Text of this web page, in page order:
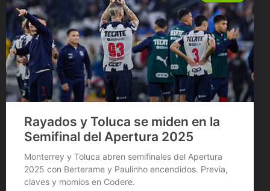
Rayados y Toluca se miden en la
Semifinal del Apertura 2025
Monterrey y Toluca abren semifinales del Apertura
2025 con Berterame y Paulinho encendidos. Previa,
claves y momios en Codere.